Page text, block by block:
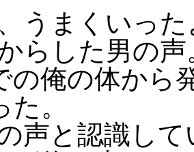
、うまくいっ
らした男の
の俺の体から
。
声と認識し